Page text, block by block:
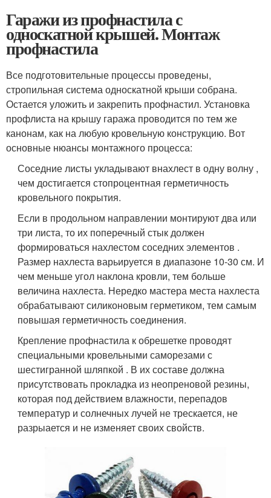
Гаражи из профнастила с
односкатной крышей. Монтаж
профнастила
Все подготовительные процессы проведены,
стропильная система односкатной крыши собрана.
Остается уложить и закрепить профнастил. Установка
профлиста на крышу гаража проводится по тем же
канонам, как на любую кровельную конструкцию. Вот
основные нюансы монтажного процесса:
Соседние листы укладывают внахлест в одну волну ,
чем достигается стопроцентная герметичность
кровельного покрытия.
Если в продольном направлении монтируют два или
три листа, то их поперечный стык должен
формироваться нахлестом соседних элементов .
Размер нахлеста варьируется в диапазоне 10-30 см. И
чем меньше угол наклона кровли, тем больше
величина нахлеста. Нередко мастера места нахлеста
обрабатывают силиконовым герметиком, тем самым
повышая герметичность соединения.
Крепление профнастила к обрешетке проводят
специальными кровельными саморезами с
шестигранной шляпкой . В их составе должна
присутствовать прокладка из неопреновой резины,
которая под действием влажности, перепадов
температур и солнечных лучей не трескается, не
разрыается и не изменяет своих свойств.